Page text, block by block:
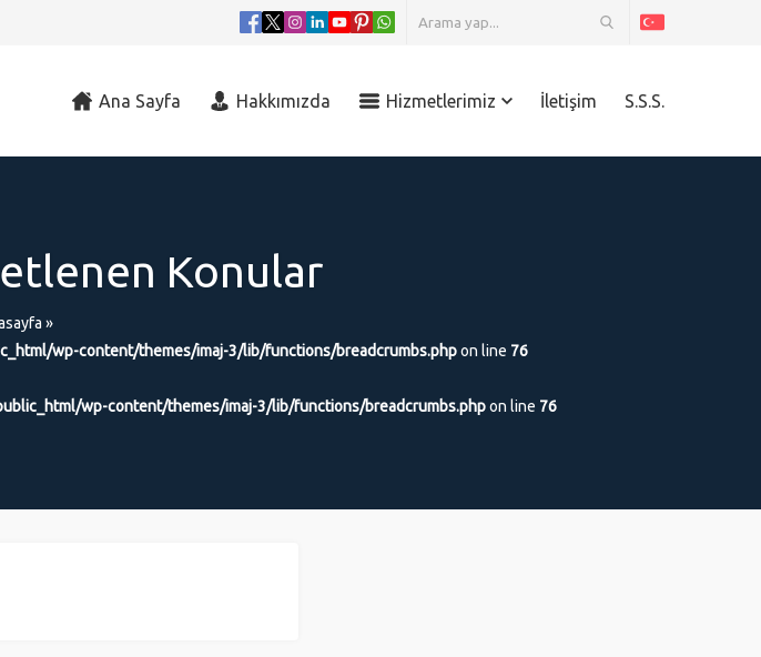
Ana Sayfa Hakkımızda Hizmetlerimiz İletişim S.S.S.
Konular
»
wp-content/themes/imaj-3/lib/functions/breadcrumbs.phpon line 76
wp-content/themes/imaj-3/lib/functions/breadcrumbs.phpon line 76